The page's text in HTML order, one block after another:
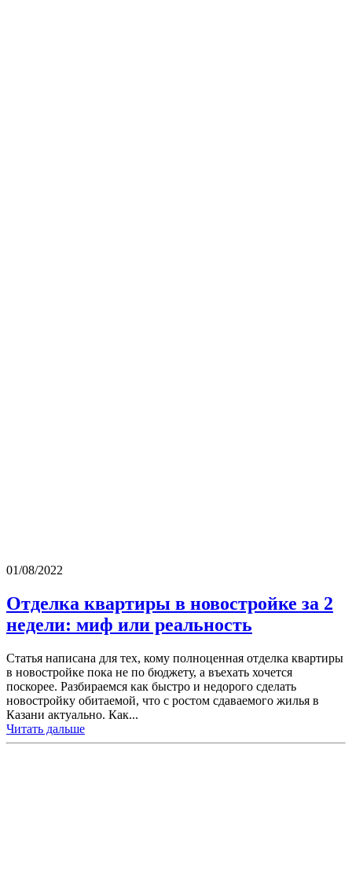
01/08/2022
Отделка квартиры в новостройке за 2
недели: миф или реальность
Статья написана для тех, кому полноценная отделка квартиры
в новостройке пока не по бюджету, а въехать хочется
поскорее. Разбираемся как быстро и недорого сделать
новостройку обитаемой, что с ростом сдаваемого жилья в
Казани актуально. Как...
Читать дальше